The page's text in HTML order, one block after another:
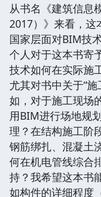
从书名《建筑信息
2017）》来看，这
国家层面对BIM技
个人对于这本书寄
技术如何在实际施
尤其对书中关于“
如，对于施工现场
用BIM进行场地规
理？在结构施工阶
钢筋绑扎、混凝土
何在机电管线综合
持？我希望这本书
如构件的详细程度